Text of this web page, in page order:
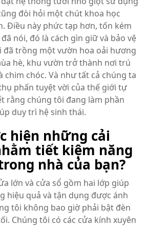
đòi hỏi một chút khoa học
Điều này phức tạp hơn, tốn kém
nói, đó là cách gìn giữ và bảo vệ
đã trồng một vườn hoa oải hương
hè, khu vườn trở thành nơi trú
chim chóc. Và như tất cả chúng ta
phấn tuyệt vời của thế giới tự
rằng chúng tôi đang làm phần
duy trì hệ sinh thái.
hiện những cải
tiết kiệm năng
nhà của bạn?
lớn và cửa sổ gồm hai lớp giúp
hiệu quả và tận dụng được ánh
tôi không bao giờ phải bật đèn
Chúng tôi có các cửa kính xuyên